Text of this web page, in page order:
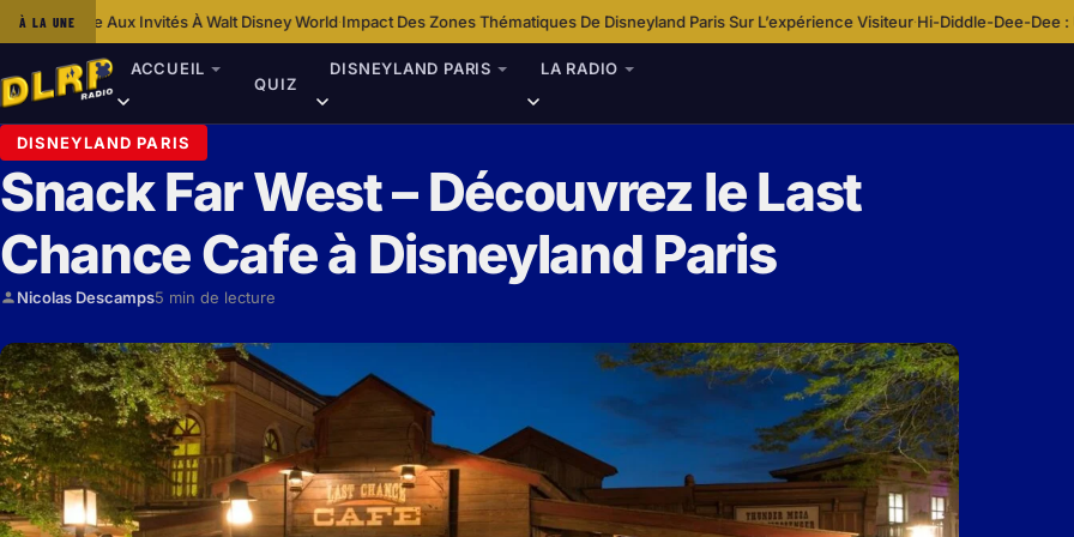
À LA UNEÀ Walt Disney World ·Impact Des Zones Thématiques De Disneyland Paris Sur L’expérience Visiteur·Hi-Diddle-Dee-Dee : Une chanson au
ACCUEIL
QUIZ
DISNEYLAND PARIS LA RADIO
DISNEYLAND PARIS
Snack Far West – Découvrez le Last
Chance Cafe à Disneyland Paris
Nicolas Descamps5 min de lecture